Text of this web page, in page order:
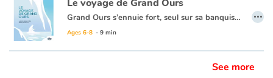
Le voyage de Grand Ours
Grand Ours s’ennuie fort, seul sur sa banquise. Un jour, sa canne à pêche à la main, il voit passer un gros morceau de glace sur lequel est posée une petite chose toute colorée. Jamais ici il n’a rien vu de pareil ! Ici, tout est blanc. D’où peut bien venir cette chose étrange ? Et hop ! Ni une, ni deux, Grand Ours saute sur le bout de glace et part à la dérive avec la petite chose rouge, verte et bleue. C’est le début d’une grande aventure à la rencontre de nouveaux amis, à la découverte de paysages merveilleux et lointains.
Ages 6-8 - 9 min
…
See more